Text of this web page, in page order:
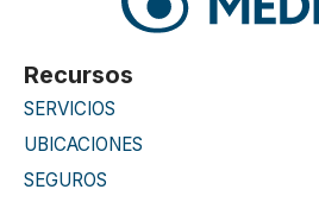
Recursos
SERVICIOS
UBICACIONES
SEGUROS